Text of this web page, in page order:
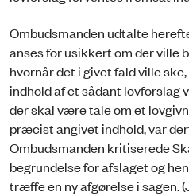
Ombudsmanden udtalte
anses for usikkert om der ville
hvornår det i givet fald ville
indhold af et sådant lovforslag
der skal være tale om et
præcist angivet indhold, var
Ombudsmanden kritiserede
begrundelse for afslaget og
træffe en ny afgørelse i sagen.